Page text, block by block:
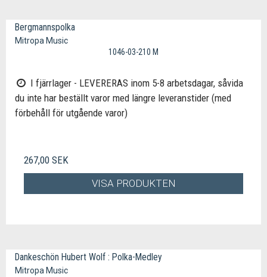
Bergmannspolka
Mitropa Music
1046-03-210 M
I fjärrlager - LEVERERAS inom 5-8 arbetsdagar, såvida
du inte har beställt varor med längre leveranstider (med
förbehåll för utgående varor)
267,00 SEK
VISA PRODUKTEN
Dankeschön Hubert Wolf : Polka-Medley
Mitropa Music